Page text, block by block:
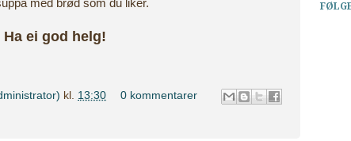
med brød som du liker.
Ha ei god helg!
kl. 13:30
0 kommentarer